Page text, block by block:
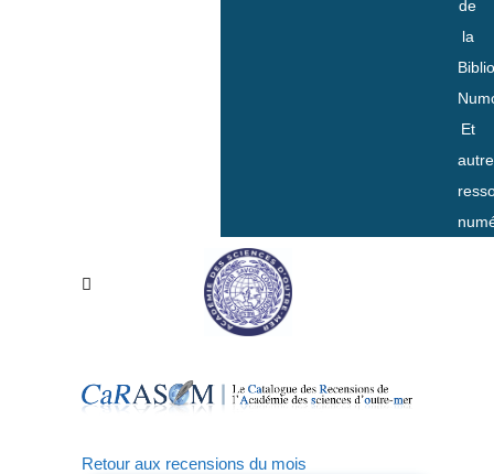
de
la
Et
Retour aux recensions du mois